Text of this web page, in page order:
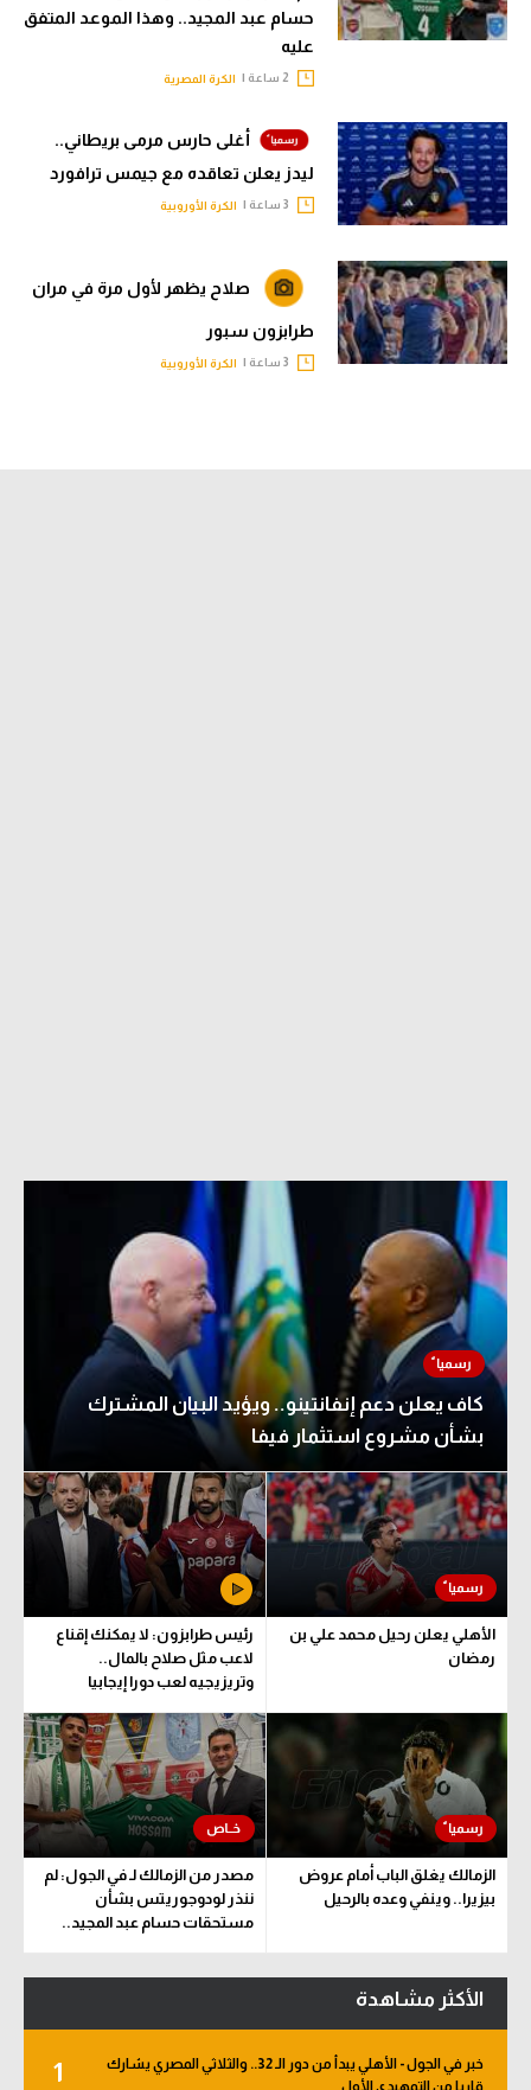
حسام عبد المجيد.. وهذا الموعد المتفق
عليه
الكرة المصرية
أغلى حارس مرمى بريطاني..
ليدز يعلن تعاقده مع جيمس ترافورد
الكرة الأوروبية
صلاح يظهر لأول مرة في مران
طرابزون سبور
الكرة الأوروبية
كاف يعلن دعم إنفانتينو.. ويؤيد البيان المشترك
بشأن مشروع استثمار فيفا
الأهلي يعلن رحيل محمد علي بن
رمضان
رئيس طرابزون: لا يمكنك إقناع
لاعب مثل صلاح بالمال..
وتريزيجيه لعب دورا إيجابيا
الزمالك يغلق الباب أمام عروض
بيزيرا.. وينفي وعده بالرحيل
مصدر من الزمالك لـ في الجول: لم
ننذر لودوجوريتس بشأن
مستحقات حسام عبد المجيد..
الأكثر مشاهدة
1
خبر في الجول - الأهلي يبدأ من دور الـ 32.. والثلاثي المصري يشارك
قاريا من التمهيدي الأول